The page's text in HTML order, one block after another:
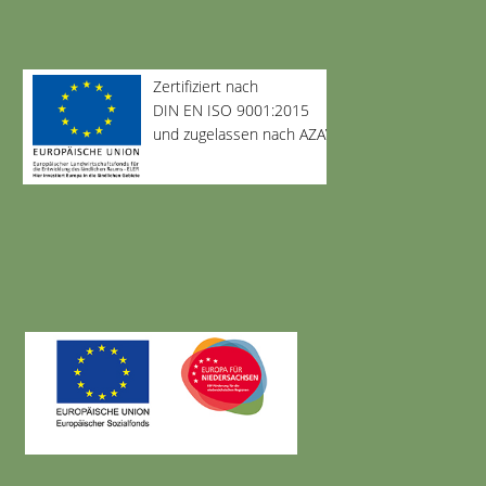
Zertifiziert nach
DIN EN ISO 9001:2015
und zugelassen nach AZAV